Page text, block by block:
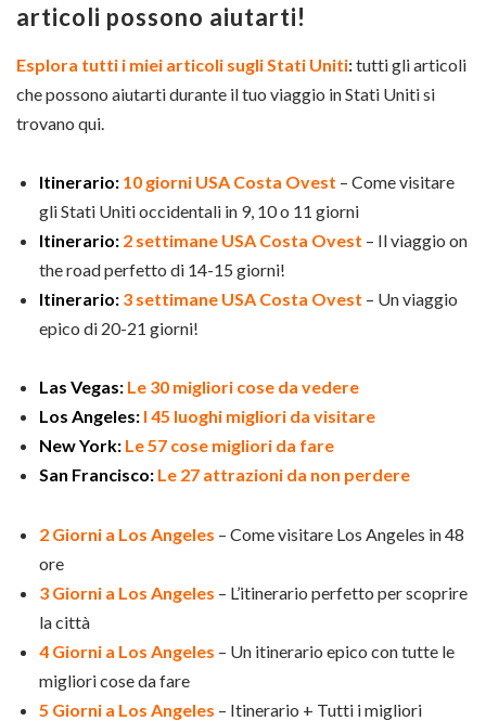
articoli possono aiutarti!
Esplora tutti i miei articoli sugli Stati Uniti:tutti gli articoli
che possono aiutarti durante il tuo viaggio in Stati Uniti si
trovano qui.
Itinerario: 10 giorni USA Costa Ovest – Come visitare
gli Stati Uniti occidentali in 9, 10 o 11 giorni
Itinerario: 2 settimane USA Costa Ovest – Il viaggio on
the road perfetto di 14-15 giorni!
Itinerario: 3 settimane USA Costa Ovest – Un viaggio
epico di 20-21 giorni!
Las Vegas: Le 30 migliori cose da vedere
Los Angeles: I 45 luoghi migliori da visitare
New York: Le 57 cose migliori da fare
San Francisco: Le 27 attrazioni da non perdere
2 Giorni a Los Angeles – Come visitare Los Angeles in 48
ore
3 Giorni a Los Angeles – L’itinerario perfetto per scoprire
la città
4 Giorni a Los Angeles – Un itinerario epico con tutte le
migliori cose da fare
5 Giorni a Los Angeles – Itinerario + Tutti i migliori